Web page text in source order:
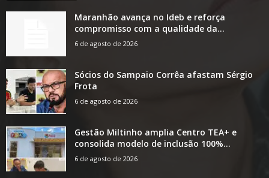
Maranhão avança no Ideb e reforça
compromisso com a qualidade da...
6 de agosto de 2026
Sócios do Sampaio Corrêa afastam Sérgio
Frota
6 de agosto de 2026
Gestão Miltinho amplia Centro TEA+ e
consolida modelo de inclusão 100%...
6 de agosto de 2026